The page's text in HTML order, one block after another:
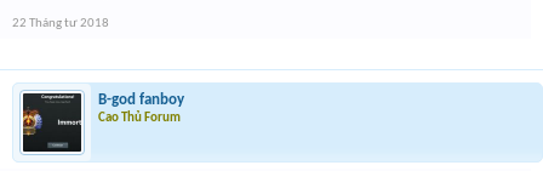
22 Tháng tư 2018
B-god fanboy
Cao Thủ Forum